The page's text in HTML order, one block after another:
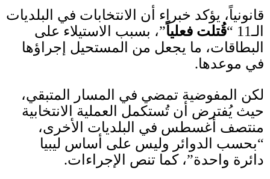
قانونياً، يؤكد خبراء أن الانتخابات في البلديات
الـ11 “ قُتلت فعلياً”، بسبب الاستيلاء على
البطاقات، ما يجعل من المستحيل إجراؤها
في موعدها.
لكن المفوضية تمضي في المسار المتبقي،
حيث يُفترض أن تُستكمل العملية الانتخابية
منتصف أغسطس في البلديات الأخرى،
“بحسب الدوائر وليس على أساس ليبيا
دائرة واحدة”، كما تنص الإجراءات.